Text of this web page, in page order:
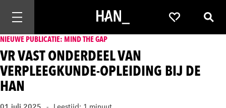
Mobiele navigatie openen Favorieten
NIEUWE PUBLICATIE: MIND THE GAP
VR VAST ONDERDEEL VAN
VERPLEEGKUNDE-OPLEIDING BIJ DE
HAN